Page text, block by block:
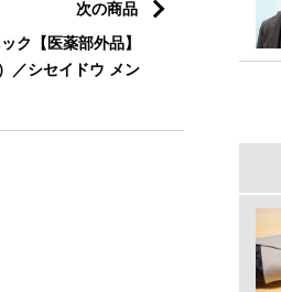
次の商品
ク【医薬部外品】
／シセイドウ メン